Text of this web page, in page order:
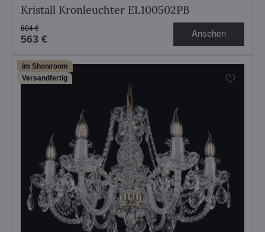
Kristall Kronleuchter EL100502PB
563 €
804 € Ansehen
im Showroom
Versandfertig